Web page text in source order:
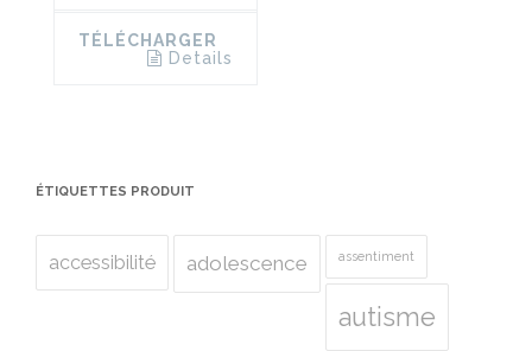
TÉLÉCHARGER
Details
ÉTIQUETTES PRODUIT
accessibilité adolescence assentiment
autisme